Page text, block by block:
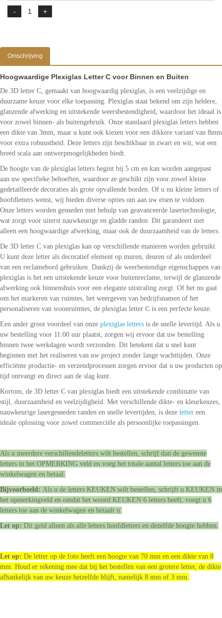
Omschrijving
Hoogwaardige Plexiglas Letter C voor Binnen en Buiten
De 3D letter C, gemaakt van hoogwaardig plexiglas, is een veelzijdige en
duurzame keuze voor elke toepassing. Plexiglas staat bekend om zijn heldere,
glanzende afwerking en uitstekende weersbestendigheid, waardoor het ideaal is
voor zowel binnen- als buitengebruik. Onze standaard plexiglas letters hebben
een dikte van 3mm, maar u kunt ook kiezen voor een dikkere variant van 8mm
voor extra robuustheid. Deze letters zijn beschikbaar in zwart en wit, wat een
breed scala aan ontwerpmogelijkheden biedt.
De hoogte van de plexiglas letters begint bij 5 cm en kan worden aangepast
aan uw specifieke behoeften, waardoor ze geschikt zijn voor zowel kleine
gedetailleerde decoraties als grote opvallende borden. Of u nu kleine letters of
hoofdletters wenst, wij bieden diverse opties om aan uw eisen te voldoen.
Onze letters worden gesneden met behulp van geavanceerde lasertechnologie,
wat zorgt voor uiterst nauwkeurige en gladde randen. Dit garandeert niet
alleen een hoogwaardige afwerking, maar ook de duurzaamheid van de letters.
De 3D letter C van plexiglas kan op verschillende manieren worden gebruikt.
U kunt deze letter als decoratief element op muren, deuren of als onderdeel
van een reclamebord gebruiken. Dankzij de weerbestendige eigenschappen van
plexiglas is het een uitstekende keuze voor buitenreclame, terwijl de glanzende
afwerking ook binnenshuis voor een elegante uitstraling zorgt. Of het nu gaat
om het markeren van ruimtes, het weergeven van bedrijfsnamen of het
personaliseren van woonruimtes, de plexiglas letter C is een perfecte keuze.
Een ander groot voordeel van onze plexiglas letters is de snelle levertijd. Als u
uw bestelling voor 11:00 uur plaatst, zorgen wij ervoor dat uw bestelling
binnen twee werkdagen wordt verzonden. Dit betekent dat u snel kunt
beginnen met het realiseren van uw project zonder lange wachttijden. Onze
efficiënte productie- en verzendprocessen zorgen ervoor dat u uw producten op
tijd ontvangt en direct aan de slag kunt.
Kortom, de 3D letter C van plexiglas biedt een uitstekende combinatie van
stijl, duurzaamheid en veelzijdigheid. Met verschillende dikte- en kleurkeuzes,
nauwkeurige lasergesneden randen en snelle levertijden, is deze letter een
ideale oplossing voor zowel commerciële als persoonlijke toepassingen.
Als u meerdere verschillendeletters wilt bestellen, schrijf dan de gewenste
letters in het OPMERKING veld en voeg het totale aantal letters toe aan de
winkelwagen en betaal.
Bijvoorbeeld: Als u de letters KEUKEN wilt bestellen, schrijft u KEUKEN in
het opmerkingveld en omdat het woord KEUKEN 6 letters heeft, voegt u 6
letters toe aan de winkelwagen en betaalt u.
Let op: Dit geld alleen als alle letters hoofdletters en dezelfde hoogte hebben.
Let op: De letter op de foto heeft een hoogte van 70 mm en een dikte van 8
mm. Houd er rekening mee dat bij het bestellen van een grotere letter, de dikte
afhankelijk van uw keuze hetzelfde blijft, namelijk 8 mm of 3 mm.